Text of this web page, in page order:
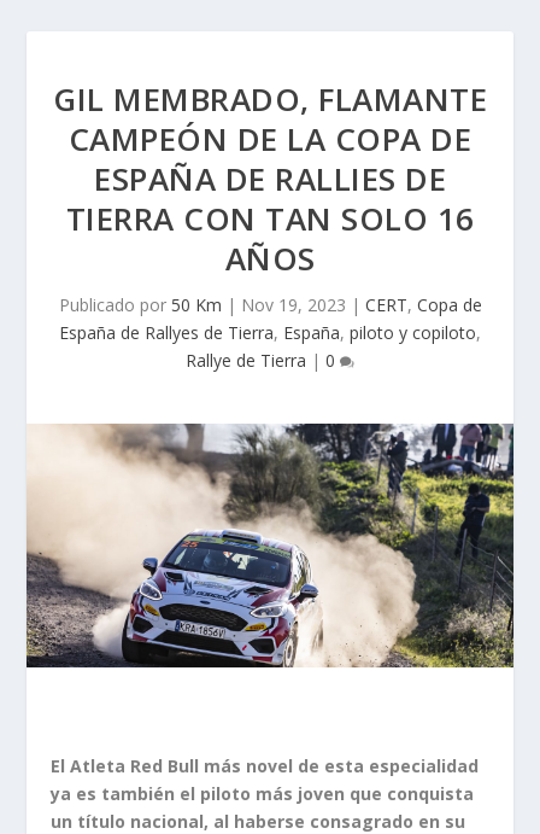
GIL MEMBRADO, FLAMANTE
CAMPEÓN DE LA COPA DE
ESPAÑA DE RALLIES DE
TIERRA CON TAN SOLO 16
AÑOS
Publicado por 50 Km | Nov 19, 2023 | CERT, Copa de
España de Rallyes de Tierra, España, piloto y copiloto,
Rallye de Tierra | 0
El Atleta Red Bull más novel de esta especialidad
ya es también el piloto más joven que conquista
un título nacional, al haberse consagrado en su